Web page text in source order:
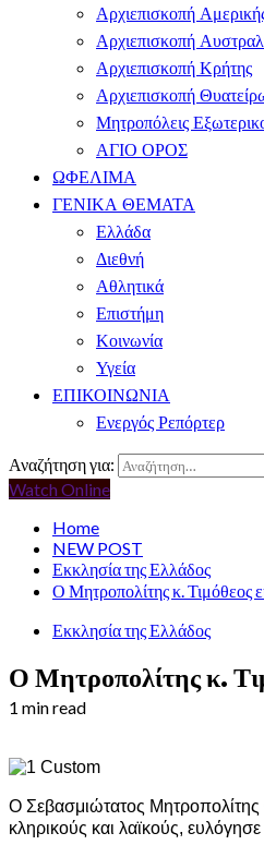
Αρχιεπισκοπή
Αρχιεπισκοπή
Αρχιεπισκοπή Κρήτης
Αρχιεπισκοπή
Μητροπόλεις
ΑΓΙΟ ΟΡΟΣ
ΩΦΕΛΙΜΑ
ΓΕΝΙΚΑ ΘΕΜΑΤΑ
Ελλάδα
Διεθνή
Αθλητικά
Επιστήμη
Κοινωνία
Υγεία
ΕΠΙΚΟΙΝΩΝΙΑ
Ενεργός Ρεπόρτερ
Αναζήτηση για:
Watch Online
Home
NEW POST
Εκκλησία της Ελλάδος
Ο Μητροπολίτης κ. Τιμόθεος
Εκκλησία της Ελλάδος
Ο Μητροπολίτης κ.
1 min read
Ο Σεβασμιώτατος Μητροπολίτης
κληρικούς και λαϊκούς,